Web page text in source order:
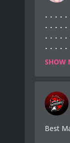
SHOW
Best